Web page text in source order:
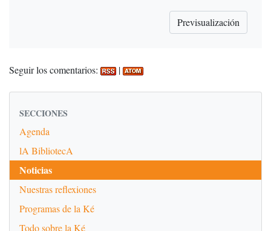
Seguir los comentarios: |
SECCIONES
Agenda
lA BibliotecA
Noticias
Nuestras reflexiones
Programas de la Ké
Todo sobre la Ké